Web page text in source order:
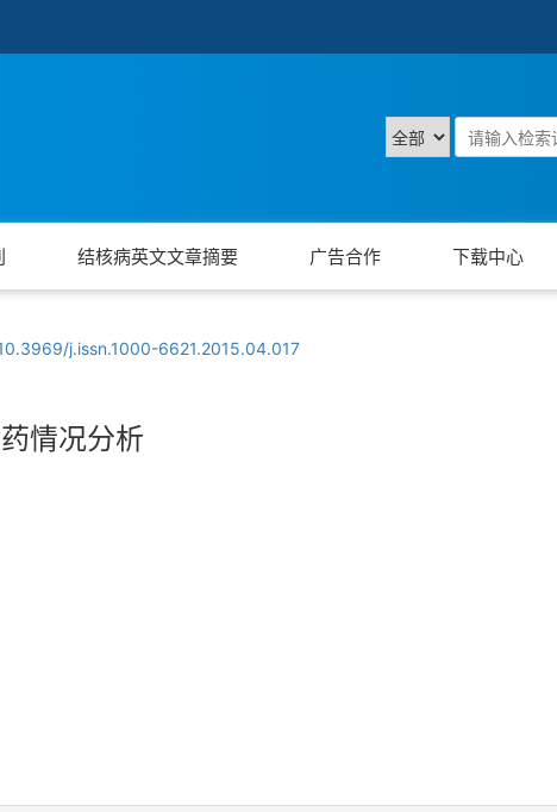
结核病英文文章摘要 广告合作 下载中心
j.issn.1000-6621.2015.04.017
情况分析